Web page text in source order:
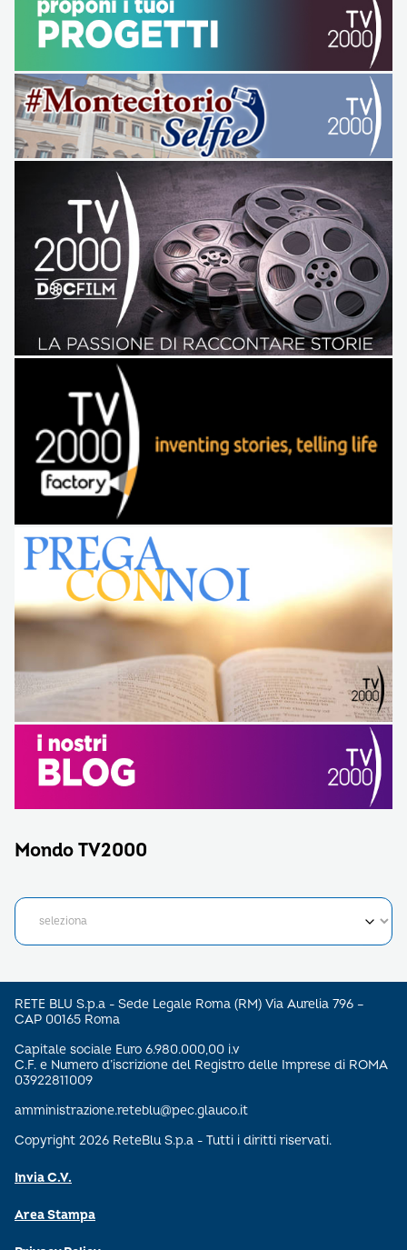
Mondo TV2000
RETE BLU S.p.a - Sede Legale Roma (RM) Via Aurelia 796 –
CAP 00165 Roma
Capitale sociale Euro 6.980.000,00 i.v
C.F. e Numero d’iscrizione del Registro delle Imprese di ROMA
03922811009
amministrazione.reteblu@pec.glauco.it
Copyright 2026 ReteBlu S.p.a - Tutti i diritti riservati.
Invia C.V.
Area Stampa